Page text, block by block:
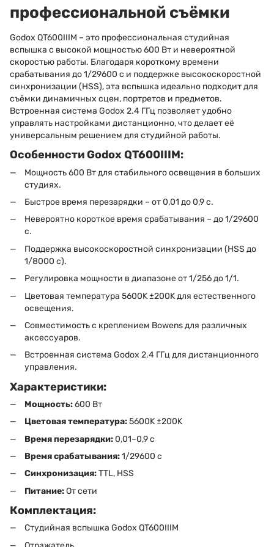
профессиональной съёмки
Godox QT600IIIM – это профессиональная студийная
вспышка с высокой мощностью 600 Вт и невероятной
скоростью работы. Благодаря короткому времени
срабатывания до 1/29600 с и поддержке высокоскоростной
синхронизации (HSS), эта вспышка идеально подходит для
съёмки динамичных сцен, портретов и предметов.
Встроенная система Godox 2.4 ГГц позволяет удобно
управлять настройками дистанционно, что делает её
универсальным решением для студийной работы.
Особенности Godox QT600IIIM:
Мощность 600 Вт для стабильного освещения в больших
студиях.
Быстрое время перезарядки – от 0,01 до 0,9 с.
Невероятно короткое время срабатывания – до 1/29600
с.
Поддержка высокоскоростной синхронизации (HSS до
1/8000 с).
Регулировка мощности в диапазоне от 1/256 до 1/1.
Цветовая температура 5600K ±200K для естественного
освещения.
Совместимость с креплением Bowens для различных
аксессуаров.
Встроенная система Godox 2.4 ГГц для дистанционного
управления.
Характеристики:
Мощность:600 Вт
Цветовая температура:5600K ±200K
Время перезарядки:0,01–0,9 с
Время срабатывания:1/29600 с
Синхронизация:TTL, HSS
Питание:От сети
Комплектация:
Студийная вспышка Godox QT600IIIM